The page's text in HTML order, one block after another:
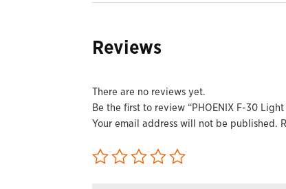
Reviews
There are no reviews yet.
Be the first to review “PHOENIX F-30
Your email address will not be published.